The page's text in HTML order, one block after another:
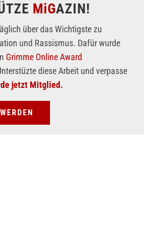
MiGAZIN!
über das Wichtigste zu
und Rassismus. Dafür wurde
Grimme Online Award
diese Arbeit und verpasse
jetzt Mitglied.